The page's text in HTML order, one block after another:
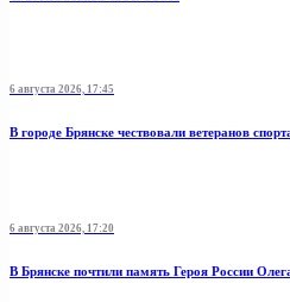
6 августа 2026, 17:45
В городе Брянске чествовали ветеранов
6 августа 2026, 17:20
В Брянске почтили память Героя России